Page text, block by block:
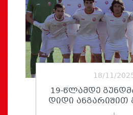
18/11/
19-ᲬᲚᲐᲛᲓᲔ
ᲓᲘᲓᲘ ᲐᲜᲒᲐᲠᲘᲨᲘᲗ